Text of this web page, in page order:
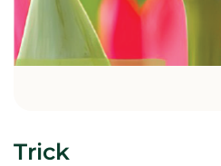
Trick